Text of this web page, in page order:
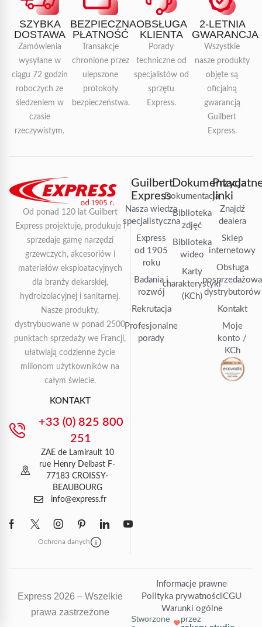
SZYBKA
DOSTAWA
Zamówienia
wysyłane w
ciągu 72 godzin
roboczych ze
śledzeniem w
czasie
rzeczywistym.
BEZPIECZNA
PŁATNOŚĆ
Transakcje
chronione przez
ulepszone
protokoły
bezpieczeństwa.
OBSŁUGA
KLIENTA
Porady
techniczne od
specjalistów od
sprzętu
Express.
2-LETNIA
GWARANCJA
Wszystkie
nasze produkty
objęte są
oficjalną
gwarancją
Guilbert
Express.
Od ponad 120 lat Guilbert
Express projektuje, produkuje i
sprzedaje gamę narzędzi
grzewczych, akcesoriów i
materiałów eksploatacyjnych
dla branży dekarskiej,
hydroizolacyjnej i sanitarnej.
Nasze produkty,
dystrybuowane w ponad 2500
punktach sprzedaży we Francji,
ułatwiają codzienne życie
milionom użytkowników na
całym świecie.
KONTAKT
+33 (0) 825 800
251
ZAE de Lamirault 10
rue Henry Delbast F-
77183 CROISSY-
BEAUBOURG
info@express.fr
Ochrona danych
Guilbert
Express
Nasza wiedza
specjalistyczna
Express
od 1905
roku
Badania i
rozwój
Rekrutacja
Profesjonalne
porady
Dokumentacja
Dokumentacja
Biblioteka
zdjęć
Biblioteka
wideo
Karty
charakterystyki
(KCh)
linki
Znajdź
dealera
Sklep
internetowy
Obsługa
posprzedażowa
dystrybutorów
Kontakt
Moje
konto /
KCh
Express 2026 – Wszelkie
prawa zastrzeżone
Informacje prawne
Polityka prywatnościCGU
Warunki ogólne
Stworzone
przez